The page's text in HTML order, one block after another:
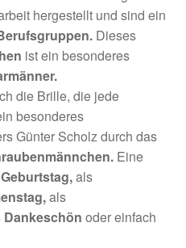
hergestellt und sind ein
Dieses
ist ein besonderes
.
die Brille, die jede
besonderes
Günter Scholz durch das
Eine
Geburtstag,als
als
Dankeschön oder einfach